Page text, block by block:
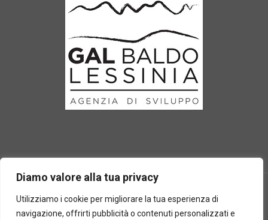
Diamo valore alla tua privacy
Utilizziamo i cookie per migliorare la tua esperienza di
navigazione, offrirti pubblicità o contenuti personalizzati e